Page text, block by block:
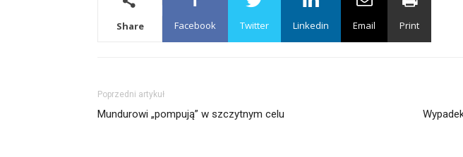
Share Facebook Twitter Linkedin Email Print
Poprzedni artykuł
Mundurowi „pompują” w szczytnym celu